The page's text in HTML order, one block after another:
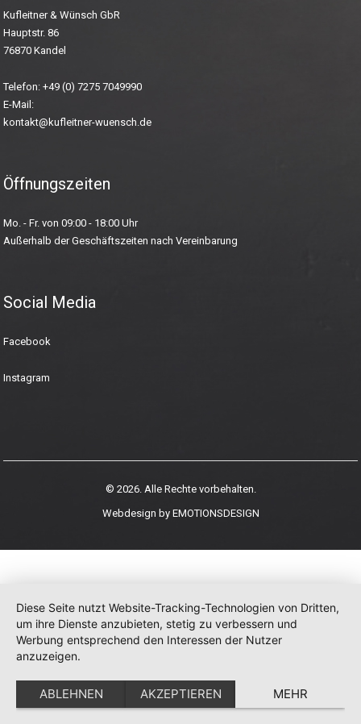
Kufleitner & Wünsch GbR
Hauptstr. 86
76870 Kandel
Telefon: +49 (0) 7275 7049990
E-Mail:
kontakt@kufleitner-wuensch.de
Öffnungszeiten
Mo. - Fr. von 09:00 - 18:00 Uhr
Außerhalb der Geschäftszeiten nach Vereinbarung
Social Media
Facebook
Instagram
© 2026. Alle Rechte vorbehalten.
Webdesign by EMOTIONSDESIGN
Diese Seite nutzt Website-Tracking-Technologien von Dritten,
um ihre Dienste anzubieten, stetig zu verbessern und
Werbung entsprechend den Interessen der Nutzer
anzuzeigen.
ABLEHNEN AKZEPTIEREN MEHR